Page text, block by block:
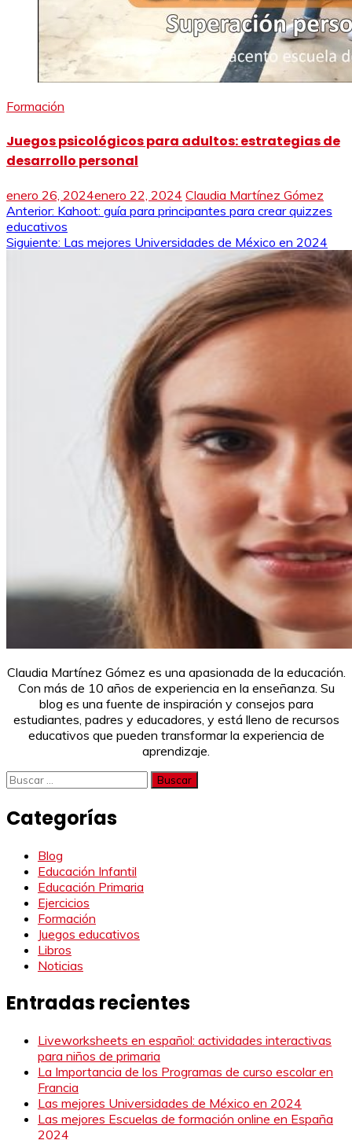
Formación
Juegos psicológicos para adultos: estrategias de
desarrollo personal
enero 26, 2024enero 22, 2024 Claudia Martínez Gómez
Navegación
de
Anterior: Kahoot: guía para principantes para crear quizzes
educativos
Siguiente: Las mejores Universidades de México en 2024
Claudia Martínez Gómez es una apasionada de la educación.
Con más de 10 años de experiencia en la enseñanza. Su
blog es una fuente de inspiración y consejos para
estudiantes, padres y educadores, y está lleno de recursos
educativos que pueden transformar la experiencia de
aprendizaje.
Buscar:
Categorías
Blog
Educación Infantil
Educación Primaria
Ejercicios
Formación
Juegos educativos
Libros
Noticias
Entradas recientes
Liveworksheets en español: actividades interactivas
para niños de primaria
La Importancia de los Programas de curso escolar en
Francia
Las mejores Universidades de México en 2024
Las mejores Escuelas de formación online en España
2024